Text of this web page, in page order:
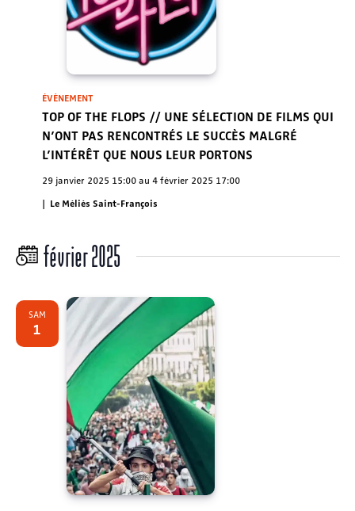
ÉVÈNEMENT
TOP OF THE FLOPS // UNE SÉLECTION DE FILMS QUI
N’ONT PAS RENCONTRÉS LE SUCCÈS MALGRÉ
L’INTÉRÊT QUE NOUS LEUR PORTONS
29 janvier 2025 15:00au 4 février 2025 17:00
Le Méliès Saint-François
février 2025
SAM
1